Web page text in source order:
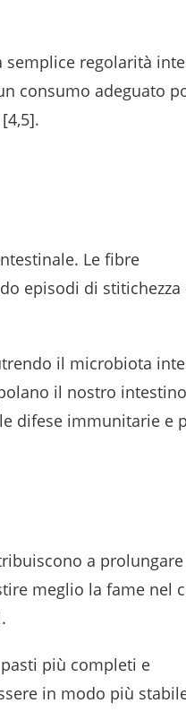
regolarità
consumo adeguato
Le fibre
episodi di stitichezza
il microbiota
il nostro
difese immunitarie e
a
meglio la fame nel
più completi e
in modo più